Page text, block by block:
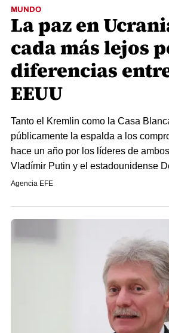
MUNDO
La paz en
cada más lejos
diferencias
EEUU
Tanto el Kremlin como la Casa
públicamente la espalda a los
hace un año por los líderes de
Vladímir Putin y el estadounidense
Agencia EFE